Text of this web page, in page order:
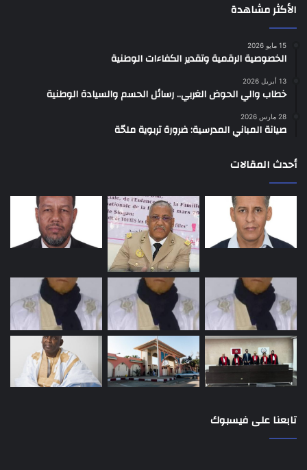
الأكثر مشاهدة
15 مايو 2026
الخصوصية الرقمية وتقدير الكفاءات الوطنية
13 أبريل 2026
خطاب والي الحوض الغربي.. رسائل الحسم والسيادة الوطنية
28 مارس 2026
صيانة المباني المدرسية: ضرورة تربوية ملحّة
أحدث المقالات
تابعنا على فيسبوك